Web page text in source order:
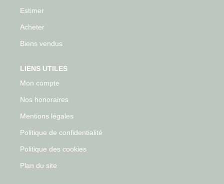
Estimer
Acheter
Biens vendus
LIENS UTILES
Mon compte
Nos honoraires
Mentions légales
Politique de confidentialité
Politique des cookies
Plan du site